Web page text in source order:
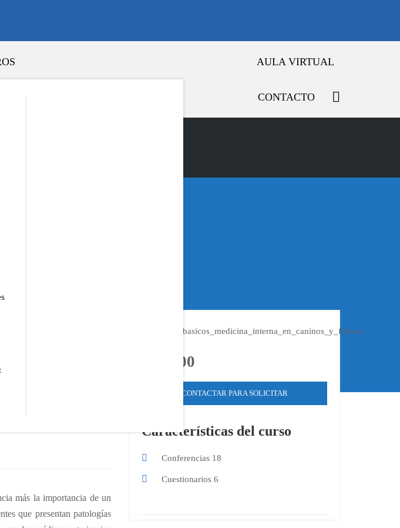
AULA VIRTUAL
CONTACTO
Caninos y
la importancia de un
presentan patologías
más la importancia de un
que presentan patologías
$125.00
CONTACTAR PARA SOLICITAR
Características del curso
Conferencias 18
Cuestionarios 6